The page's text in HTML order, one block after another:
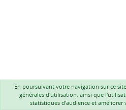
En poursuivant votre navigation sur ce
générales d'utilisation, ainsi que
statistiques d'audience et améliorer